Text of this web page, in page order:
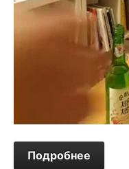
Подробнее